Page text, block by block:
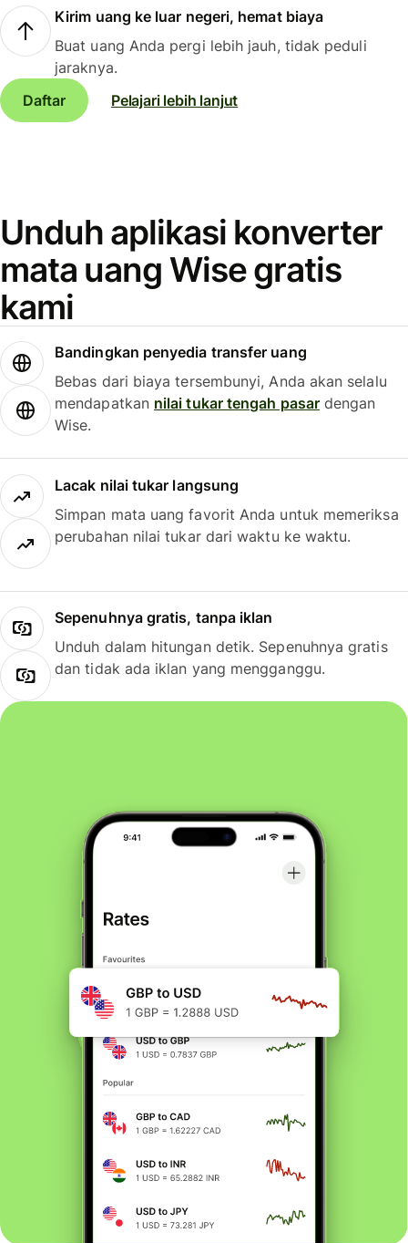
Kirim uang ke luar negeri, hemat biaya
Buat uang Anda pergi lebih jauh, tidak peduli
jaraknya.
Daftar
Pelajari lebih lanjut
Unduh aplikasi konverter
mata uang Wise gratis
kami
Bandingkan penyedia transfer uang
Bebas dari biaya tersembunyi, Anda akan selalu
mendapatkan nilai tukar tengah pasardengan
Wise.
Lacak nilai tukar langsung
Simpan mata uang favorit Anda untuk memeriksa
perubahan nilai tukar dari waktu ke waktu.
Sepenuhnya gratis, tanpa iklan
Unduh dalam hitungan detik. Sepenuhnya gratis
dan tidak ada iklan yang mengganggu.